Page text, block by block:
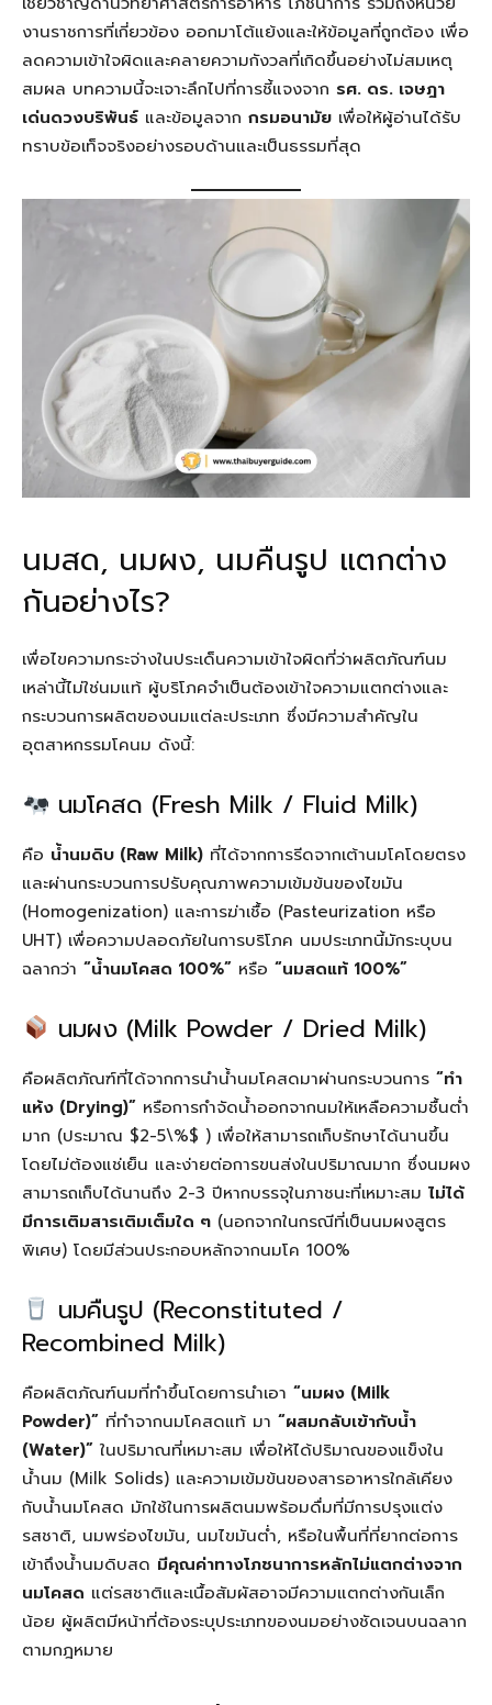
งานราชการที่เกี่ยวข้อง ออกมาโต้แย้งและให้ข้อมูลที่ถูกต้อง เพื่อ
ลดความเข้าใจผิดและคลายความกังวลที่เกิดขึ้นอย่างไม่สมเหตุ
สมผล บทความนี้จะเจาะลึกไปที่การชี้แจงจาก รศ. ดร. เจษฎา
เด่นดวงบริพันธ์ และข้อมูลจาก กรมอนามัย เพื่อให้ผู้อ่านได้รับ
ทราบข้อเท็จจริงอย่างรอบด้านและเป็นธรรมที่สุด
นมสด, นมผง, นมคืนรูป แตกต่าง
กันอย่างไร?
เพื่อไขความกระจ่างในประเด็นความเข้าใจผิดที่ว่าผลิตภัณฑ์นม
เหล่านี้ไม่ใช่นมแท้ ผู้บริโภคจำเป็นต้องเข้าใจความแตกต่างและ
กระบวนการผลิตของนมแต่ละประเภท ซึ่งมีความสำคัญใน
อุตสาหกรรมโคนม ดังนี้:
นมโคสด (Fresh Milk / Fluid Milk)
คือ น้ำนมดิบ (Raw Milk) ที่ได้จากการรีดจากเต้านมโคโดยตรง
และผ่านกระบวนการปรับคุณภาพความเข้มข้นของไขมัน
(Homogenization) และการฆ่าเชื้อ (Pasteurization หรือ
UHT) เพื่อความปลอดภัยในการบริโภค นมประเภทนี้มักระบุบน
ฉลากว่า “น้ำนมโคสด 100%” หรือ “นมสดแท้ 100%”
นมผง (Milk Powder / Dried Milk)
คือผลิตภัณฑ์ที่ได้จากการนำน้ำนมโคสดมาผ่านกระบวนการ “ทำ
แห้ง (Drying)” หรือการกำจัดน้ำออกจากนมให้เหลือความชื้นต่ำ
มาก (ประมาณ $2-5\%$ ) เพื่อให้สามารถเก็บรักษาได้นานขึ้น
โดยไม่ต้องแช่เย็น และง่ายต่อการขนส่งในปริมาณมาก ซึ่งนมผง
สามารถเก็บได้นานถึง 2-3 ปีหากบรรจุในภาชนะที่เหมาะสม ไม่ได้
มีการเติมสารเติมเต็มใด ๆ (นอกจากในกรณีที่เป็นนมผงสูตร
พิเศษ) โดยมีส่วนประกอบหลักจากนมโค 100%
นมคืนรูป (Reconstituted /
Recombined Milk)
คือผลิตภัณฑ์นมที่ทำขึ้นโดยการนำเอา “นมผง (Milk
Powder)” ที่ทำจากนมโคสดแท้ มา “ผสมกลับเข้ากับน้ำ
(Water)” ในปริมาณที่เหมาะสม เพื่อให้ได้ปริมาณของแข็งใน
น้ำนม (Milk Solids) และความเข้มข้นของสารอาหารใกล้เคียง
กับน้ำนมโคสด มักใช้ในการผลิตนมพร้อมดื่มที่มีการปรุงแต่ง
รสชาติ, นมพร่องไขมัน, นมไขมันต่ำ, หรือในพื้นที่ที่ยากต่อการ
เข้าถึงน้ำนมดิบสด มีคุณค่าทางโภชนาการหลักไม่แตกต่างจาก
นมโคสด แต่รสชาติและเนื้อสัมผัสอาจมีความแตกต่างกันเล็ก
น้อย ผู้ผลิตมีหน้าที่ต้องระบุประเภทของนมอย่างชัดเจนบนฉลาก
ตามกฎหมาย